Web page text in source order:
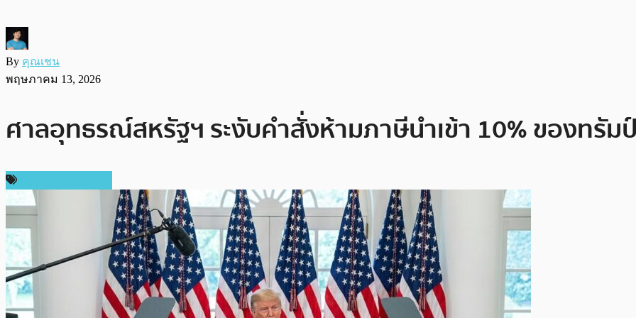
By คุณเชน
พฤษภาคม 13, 2026
ศาลอุทธรณ์สหรัฐฯ ระงับคำสั่งห้ามภาษีนำเข้า 10% ของทรัม